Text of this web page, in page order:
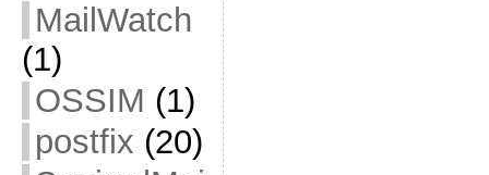
MailWatch
(1)
OSSIM (1)
postfix (20)